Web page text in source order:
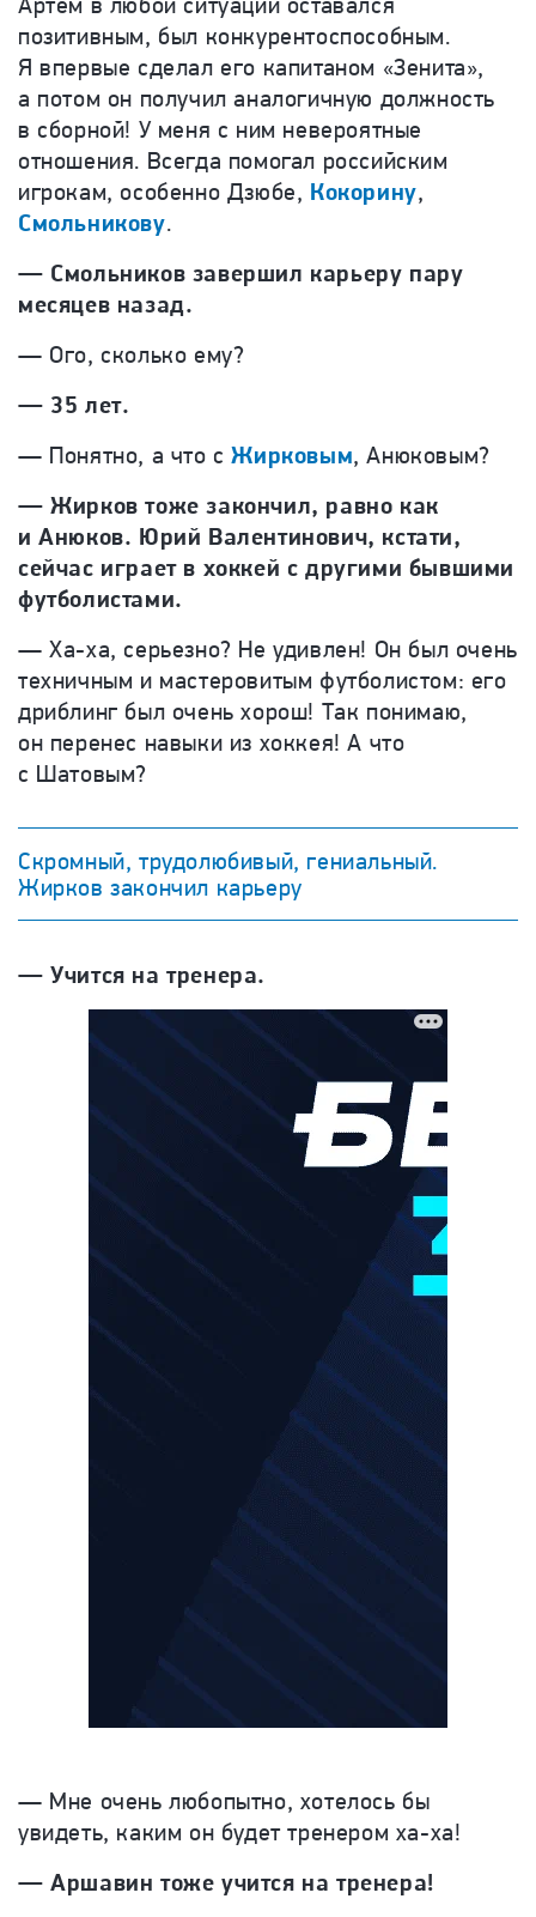
позитивным, был конкурентоспособным.
Я впервые сделал его капитаном «Зенита»,
а потом он получил аналогичную должность
в сборной! У меня с ним невероятные
отношения. Всегда помогал российским
игрокам, особенно Дзюбе, Кокорину,
Смольникову.
— Смольников завершил карьеру пару
месяцев назад.
— Ого, сколько ему?
— 35 лет.
— Понятно, а что сЖирковым, Анюковым?
—Жирков тоже закончил, равно как
и Анюков. Юрий Валентинович, кстати,
сейчас играет в хоккей с другими бывшими
футболистами.
—Ха-ха, серьезно? Не удивлен! Он был очень
техничным и мастеровитым футболистом: его
дриблинг был очень хорош! Так понимаю,
он перенес навыки из хоккея! А что
с Шатовым?
Скромный, трудолюбивый, гениальный.
Жирков закончил карьеру
—Учится на тренера.
— Мне очень любопытно, хотелось бы
увидеть, каким он будет тренером ха-ха!
—Аршавин тоже учится на тренера!